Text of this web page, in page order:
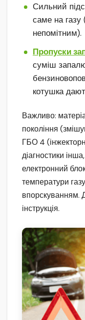
Сильний
саме на газу
непомітним).
Пропуски
суміш
котушка
Важливо:
покоління
ГБО 4
діагностики
електронний
температури
впорскуванням.
інструкція.